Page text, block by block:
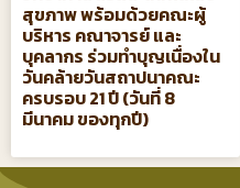
สุขภาพ พร้อมด้วยคณะผู้
บริหาร คณาจารย์ และ
บุคลากร ร่วมทำบุญเนื่องใน
วันคล้ายวันสถาปนาคณะ
ครบรอบ 21 ปี (วันที่ 8
มีนาคม ของทุกปี)